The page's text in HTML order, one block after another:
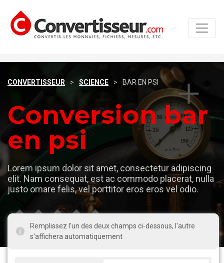
CONVERTISSEUR > SCIENCE > BAR EN PSI
Conversion bar
en psi
Lorem ipsum dolor sit amet, consectetur adipiscing
elit. Nam consequat, est ac commodo placerat, nulla
justo ornare felis, vel porttitor eros eros vel odio.
Remplissez l'un des deux champs ci-dessous, l'autre
s'affichera automatiquement